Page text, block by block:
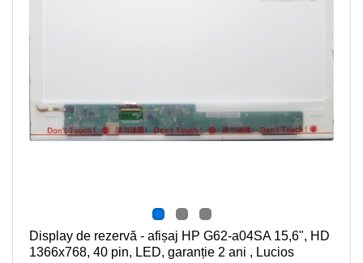
Display de rezervă - afișaj HP G62-a04SA 15,6", HD
1366x768, 40 pin, LED, garanție 2 ani , Lucios